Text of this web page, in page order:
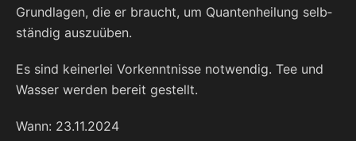
Grund­la­gen, die er braucht, um Quan­ten­hei­lung selb­
stän­dig auszuüben.
Es sind kei­ner­lei Vor­kennt­nis­se not­wen­dig. Tee und
Was­ser wer­den bereit gestellt.
Wann: 23.11.2024